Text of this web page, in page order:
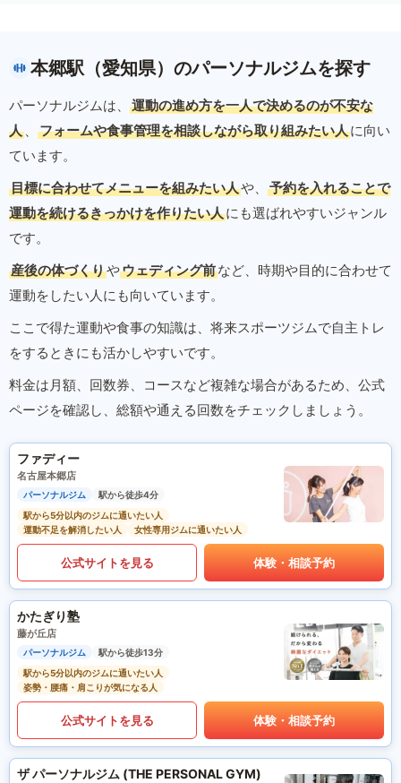
本郷駅（愛知県）のパーソナルジムを探す
パーソナルジムは、
運動の進め方を一人で決めるのが不安な
人 、 フォームや食事管理を相談しながら取り組みたい人に向い
ています。
目標に合わせてメニューを組みたい人や、
予約を入れることで
運動を続けるきっかけを作りたい人にも選ばれやすいジャンル
です。
産後の体づくりやウェディング前など、時期や目的に合わせて
運動をしたい人にも向いています。
ここで得た運動や食事の知識は、将来スポーツジムで自主トレ
をするときにも活かしやすいです。
料金は月額、回数券、コースなど複雑な場合があるため、公式
ページを確認し、総額や通える回数をチェックしましょう。
ファディー
名古屋本郷店
パーソナルジム
駅から徒歩4分
駅から5分以内のジムに通いたい人
運動不足を解消したい人
女性専用ジムに通いたい人
公式サイトを見る 体験・相談予約
かたぎり塾
藤が丘店
パーソナルジム
駅から徒歩13分
駅から5分以内のジムに通いたい人
姿勢・腰痛・肩こりが気になる人
公式サイトを見る 体験・相談予約
ザ パーソナルジム (THE PERSONAL GYM)